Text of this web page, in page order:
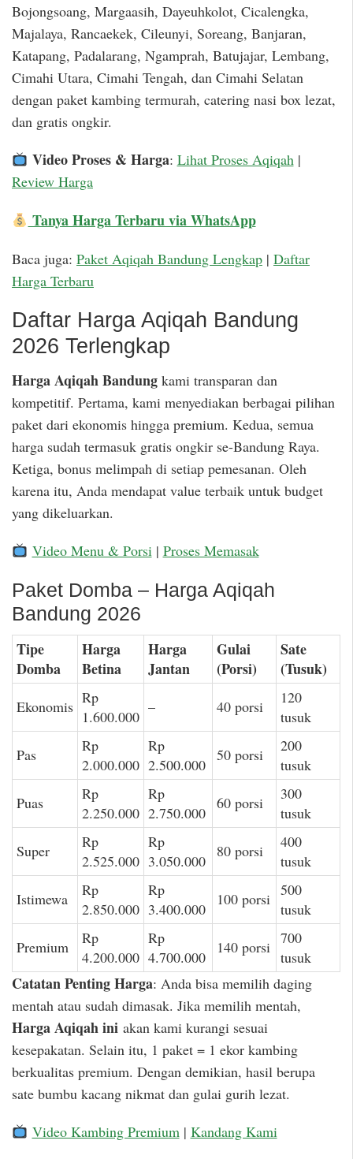
Bojongsoang, Margaasih, Dayeuhkolot, Cicalengka,
Majalaya, Rancaekek, Cileunyi, Soreang, Banjaran,
Katapang, Padalarang, Ngamprah, Batujajar, Lembang,
Cimahi Utara, Cimahi Tengah, dan Cimahi Selatan
dengan paket kambing termurah, catering nasi box lezat,
dan gratis ongkir.
Video Proses & Harga: Lihat Proses Aqiqah|
Review Harga
Tanya Harga Terbaru via WhatsApp
Baca juga: Paket Aqiqah Bandung Lengkap | Daftar
Harga Terbaru
Daftar Harga Aqiqah Bandung
2026 Terlengkap
Harga Aqiqah Bandung kami transparan dan
kompetitif. Pertama, kami menyediakan berbagai pilihan
paket dari ekonomis hingga premium. Kedua, semua
harga sudah termasuk gratis ongkir se-Bandung Raya.
Ketiga, bonus melimpah di setiap pemesanan. Oleh
karena itu, Anda mendapat value terbaik untuk budget
yang dikeluarkan.
Video Menu & Porsi| Proses Memasak
Paket Domba – Harga Aqiqah
Bandung 2026
Tipe
Domba
Harga
Betina
Harga
Jantan
Gulai
(Porsi)
Sate
(Tusuk)
Ekonomis Rp
1.600.000
– 40 porsi
120
tusuk
Pas
Rp
2.000.000
Rp
2.500.000
50 porsi
200
tusuk
Puas
Rp
2.250.000
Rp
2.750.000
60 porsi
300
tusuk
Super
Rp
2.525.000
Rp
3.050.000
80 porsi
400
tusuk
Istimewa
Rp
2.850.000
Rp
3.400.000
100 porsi 500
tusuk
Premium
Rp
4.200.000
Rp
4.700.000
140 porsi 700
tusuk
Catatan Penting Harga: Anda bisa memilih daging
mentah atau sudah dimasak. Jika memilih mentah,
Harga Aqiqah ini akan kami kurangi sesuai
kesepakatan. Selain itu, 1 paket = 1 ekor kambing
berkualitas premium. Dengan demikian, hasil berupa
sate bumbu kacang nikmat dan gulai gurih lezat.
Video Kambing Premium| Kandang Kami